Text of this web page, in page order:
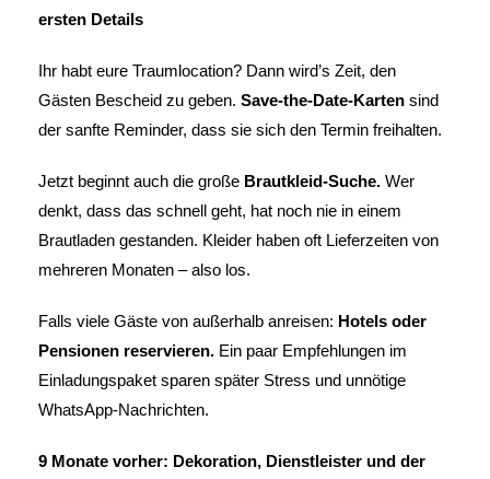
ersten Details
Ihr habt eure Traumlocation? Dann wird’s Zeit, den
Gästen Bescheid zu geben. Save-the-Date-Karten sind
der sanfte Reminder, dass sie sich den Termin freihalten.
Jetzt beginnt auch die große Brautkleid-Suche. Wer
denkt, dass das schnell geht, hat noch nie in einem
Brautladen gestanden. Kleider haben oft Lieferzeiten von
mehreren Monaten – also los.
Falls viele Gäste von außerhalb anreisen: Hotels oder
Pensionen reservieren. Ein paar Empfehlungen im
Einladungspaket sparen später Stress und unnötige
WhatsApp-Nachrichten.
9 Monate vorher: Dekoration, Dienstleister und der